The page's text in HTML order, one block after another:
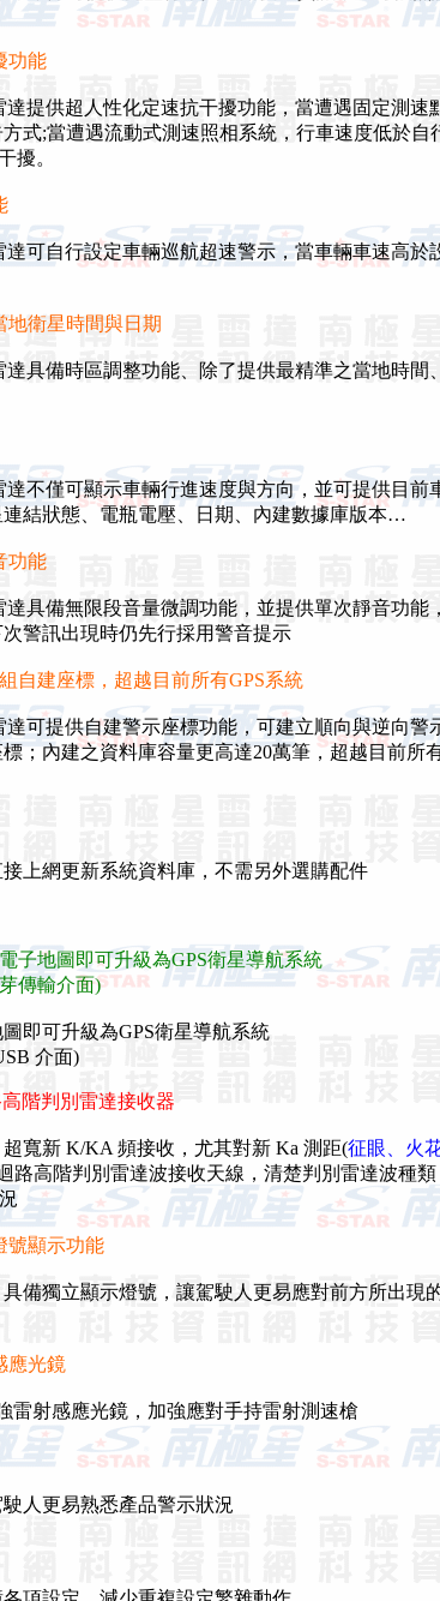
功能
提供超人性化定速抗干擾功能，當遭遇固定測速
式;當遭遇流動式測速照相系統，行車速度低於自
擾。
可自行設定車輛巡航超速警示，當車輛車速高於
衛星時間與日期
具備時區調整功能、除了提供最精準之當地時間
不僅可顯示車輛行進速度與方向，並可提供目前
結狀態、電瓶電壓、日期、內建數據庫版本…
功能
具備無限段音量微調功能，並提供單次靜音功能
警訊出現時仍先行採用警音提示
自建座標，超越目前所有GPS系統
可提供自建警示座標功能，可建立順向與逆向警
內建之資料庫容量更高達20萬筆，超越目前所
上網更新系統資料庫，不需另外選購配件
子地圖即可升級為GPS衛星導航系統
輸介面)
即可升級為GPS衛星導航系統
介面)
階判別雷達接收器
寬新 K/KA 頻接收，尤其對新 Ka 測距(征眼、火
路高階判別雷達波接收天線，清楚判別雷達波種類
號顯示功能
備獨立顯示燈號，讓駕駛人更易應對前方所出現
應光鏡
雷射感應光鏡，加強應對手持雷射測速槍
人更易熟悉產品警示狀況